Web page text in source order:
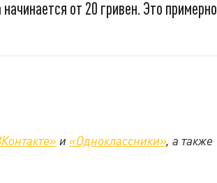
от 20 гривен. Это примерно
и «Одноклассники», а также